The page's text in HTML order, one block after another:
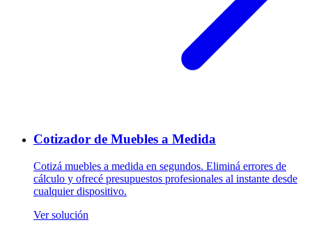
Cotizador de Muebles a Medida
Cotizá muebles a medida en segundos. Eliminá errores de
cálculo y ofrecé presupuestos profesionales al instante desde
cualquier dispositivo.
Ver solución